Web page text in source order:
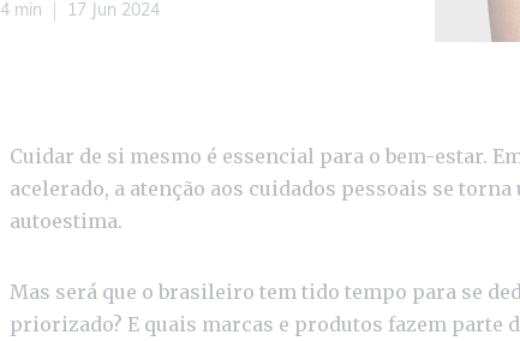
4 min 17 Jun 2024
Cuidar de si mesmo é essencial para o bem-estar.
acelerado, a atenção aos cuidados pessoais se
autoestima.
Mas será que o brasileiro tem tido tempo para se
priorizado? E quais marcas e produtos fazem parte